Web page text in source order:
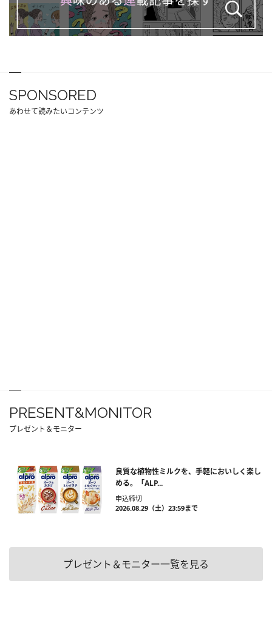
SPONSORED
あわせて読みたいコンテンツ
PRESENT&MONITOR
プレゼント＆モニター
良質な植物性ミルクを、手軽においしく楽し
める。「ALP...
申込締切
2026.08.29（土）23:59まで
プレゼント＆モニター一覧を見る